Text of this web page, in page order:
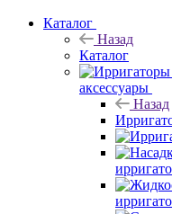
Каталог
Назад
Каталог
аксессуары
Назад